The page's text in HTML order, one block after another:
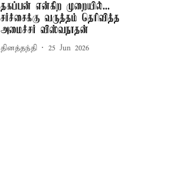
தகப்பன் என்கிற முறையில்...
சர்ச்சைக்கு வருத்தம் தெரிவித்த
அமைச்சர் விஸ்வநாதன்
தினத்தந்தி 25 Jun 2026